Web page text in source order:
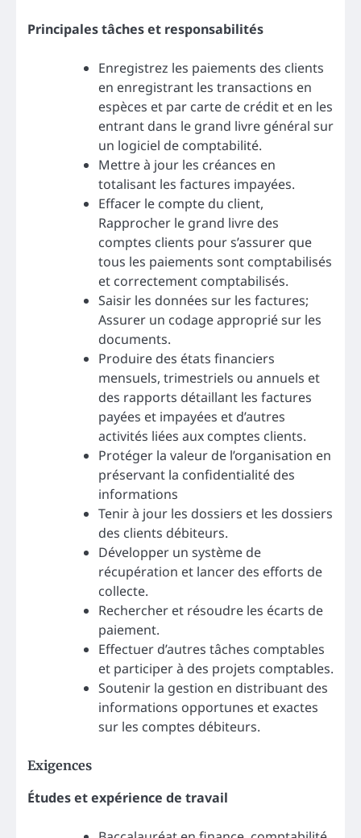
Principales tâches et responsabilités
Enregistrez les paiements des clients
en enregistrant les transactions en
espèces et par carte de crédit et en les
entrant dans le grand livre général sur
un logiciel de comptabilité.
Mettre à jour les créances en
totalisant les factures impayées.
Effacer le compte du client,
Rapprocher le grand livre des
comptes clients pour s’assurer que
tous les paiements sont comptabilisés
et correctement comptabilisés.
Saisir les données sur les factures;
Assurer un codage approprié sur les
documents.
Produire des états financiers
mensuels, trimestriels ou annuels et
des rapports détaillant les factures
payées et impayées et d’autres
activités liées aux comptes clients.
Protéger la valeur de l’organisation en
préservant la confidentialité des
informations
Tenir à jour les dossiers et les dossiers
des clients débiteurs.
Développer un système de
récupération et lancer des efforts de
collecte.
Rechercher et résoudre les écarts de
paiement.
Effectuer d’autres tâches comptables
et participer à des projets comptables.
Soutenir la gestion en distribuant des
informations opportunes et exactes
sur les comptes débiteurs.
Exigences
Études et expérience de travail